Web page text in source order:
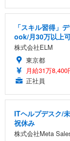
「スキル習得」
ook/月30万以上
株式会社ELM
東京都
月給31万8,400
正社員
ITヘルプデスク/
祝休み
株式会社Meta